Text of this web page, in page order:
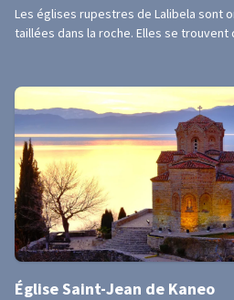
Les églises rupestres de Lalibela sont
taillées dans la roche. Elles se trouvent
Église Saint-Jean de Kaneo